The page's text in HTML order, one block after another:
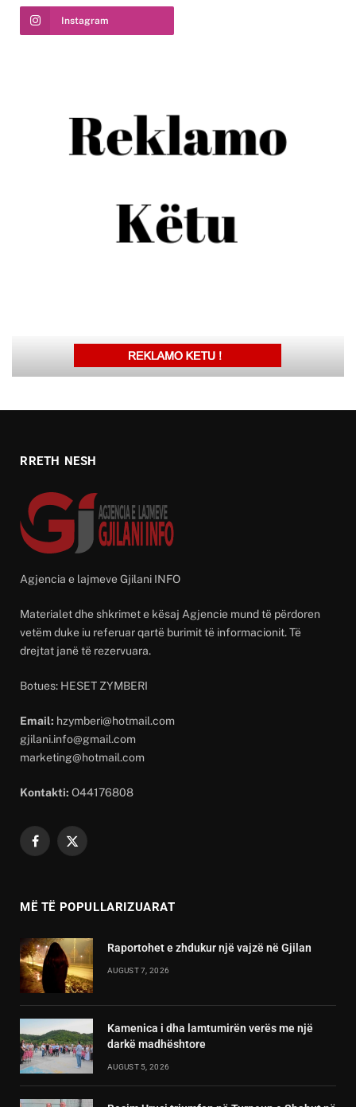
Instagram
RRETH NESH
Agjencia e lajmeve Gjilani INFO
Materialet dhe shkrimet e kësaj Agjencie mund të përdoren
vetëm duke iu referuar qartë burimit të informacionit. Të
drejtat janë të rezervuara.
Botues: HESET ZYMBERI
Email: hzymberi@hotmail.com
gjilani.info@gmail.com
marketing@hotmail.com
Kontakti: O44176808
Facebook
X
MË TË POPULLARIZUARAT
Raportohet e zhdukur një vajzë në Gjilan
AUGUST 7, 2026
Kamenica i dha lamtumirën verës me një
darkë madhështore
AUGUST 5, 2026